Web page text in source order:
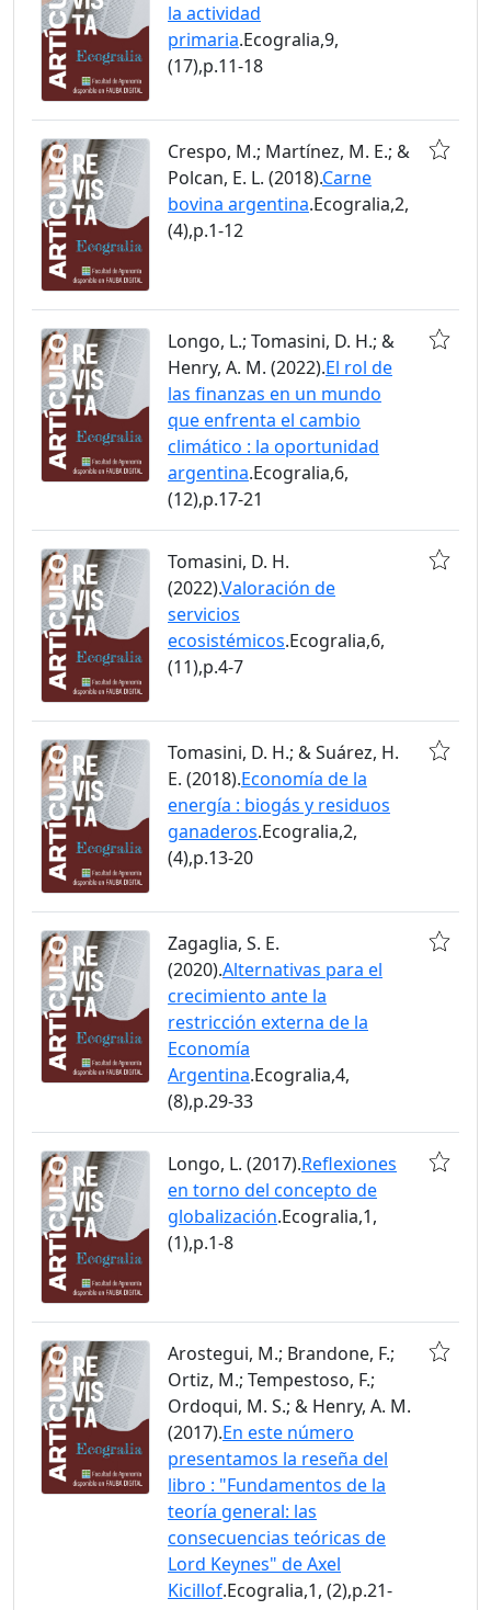
la actividad
primaria.Ecogralia,9,
(17),p.11-18
Crespo, M.; Martínez, M. E.; &
Polcan, E. L. (2018).Carne
bovina argentina.Ecogralia,2,
(4),p.1-12
Longo, L.; Tomasini, D. H.; &
Henry, A. M. (2022).El rol de
las finanzas en un mundo
que enfrenta el cambio
climático : la oportunidad
argentina.Ecogralia,6,
(12),p.17-21
Tomasini, D. H.
(2022).Valoración de
servicios
ecosistémicos.Ecogralia,6,
(11),p.4-7
Tomasini, D. H.; & Suárez, H.
E. (2018).Economía de la
energía : biogás y residuos
ganaderos.Ecogralia,2,
(4),p.13-20
Zagaglia, S. E.
(2020).Alternativas para el
crecimiento ante la
restricción externa de la
Economía
Argentina.Ecogralia,4,
(8),p.29-33
Longo, L. (2017).Reflexiones
en torno del concepto de
globalización.Ecogralia,1,
(1),p.1-8
Arostegui, M.; Brandone, F.;
Ortiz, M.; Tempestoso, F.;
Ordoqui, M. S.; & Henry, A. M.
(2017).En este número
presentamos la reseña del
libro : "Fundamentos de la
teoría general: las
consecuencias teóricas de
Lord Keynes" de Axel
Kicillof.Ecogralia,1, (2),p.21-